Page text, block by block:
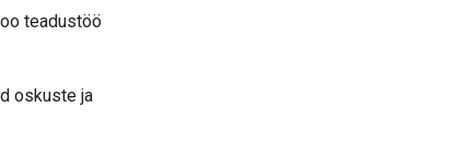
teadustöö
oskuste ja